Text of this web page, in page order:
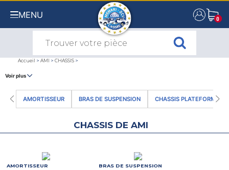
MENU 0
0
Accueil > AMI > CHASSIS >
Voir plus
AMORTISSEUR BRAS DE SUSPENSION CHASSIS PLATEFORME
CHASSIS DE AMI
AMORTISSEUR BRAS DE SUSPENSION